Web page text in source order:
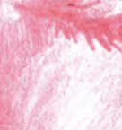
Skip to content